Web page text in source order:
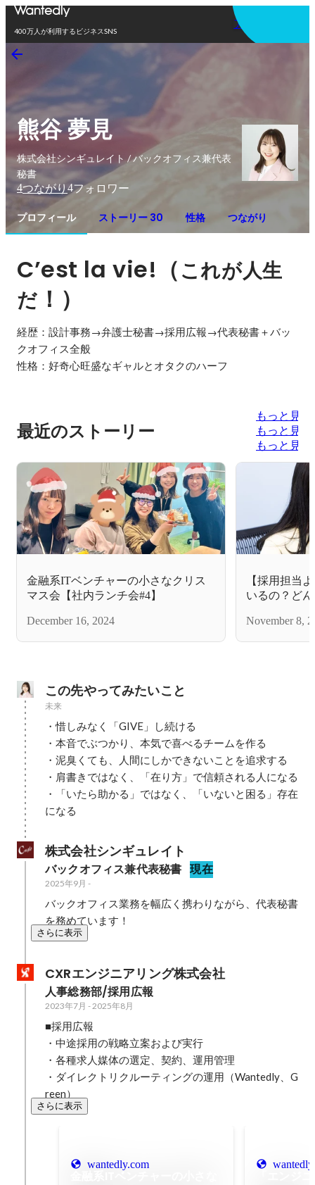
400万人が利用するビジネスSNS
アプリを使う
熊谷 夢見
株式会社シンギュレイト / バックオフィス兼代表
秘書
4つながり4フォロワー
プロフィール ストーリー 30 性格 つながり
C’est la vie!（これが人生
だ ！）
経歴：設計事務→弁護士秘書→採用広報→代表秘書＋バッ
クオフィス全般
性格：好奇心旺盛なギャルとオタクのハーフ
最近のストーリー
もっと見る
もっと見る
もっと見る
金融系ITベンチャーの小さなクリス
マス会【社内ランチ会#4】
December 16, 2024
【採用担当
いるの？ど
November 8,
この先やってみたいこと
未来
・惜しみなく「GIVE」し続ける
・本音でぶつかり、本気で喜べるチームを作る
・泥臭くても、人間にしかできないことを追求する
・肩書きではなく、「在り方」で信頼される人になる
・「いたら助かる」ではなく、「いないと困る」存在
になる
株式会社シンギュレイト
バックオフィス兼代表秘書 現在
2025年9月 -
バックオフィス業務を幅広く携わりながら、代表秘書
を務めています！
さらに表示
CXRエンジニアリング株式会社
人事総務部/採用広報
2023年7月 - 2025年8月
■採用広報
・中途採用の戦略立案および実行
・各種求人媒体の選定、契約、運用管理
・ダイレクトリクルーティングの運用（Wantedly、G
reen）
さらに表示
wantedly.com